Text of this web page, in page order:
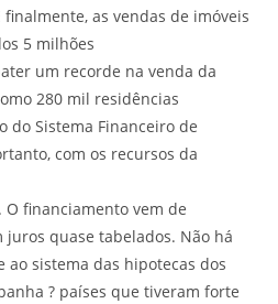
as vendas de imóveis
5 milhões
um recorde na venda da
280 mil residências
do Sistema Financeiro de
com os recursos da
O financiamento vem de
juros quase tabelados. Não há
sistema das hipotecas dos
? países que tiveram forte